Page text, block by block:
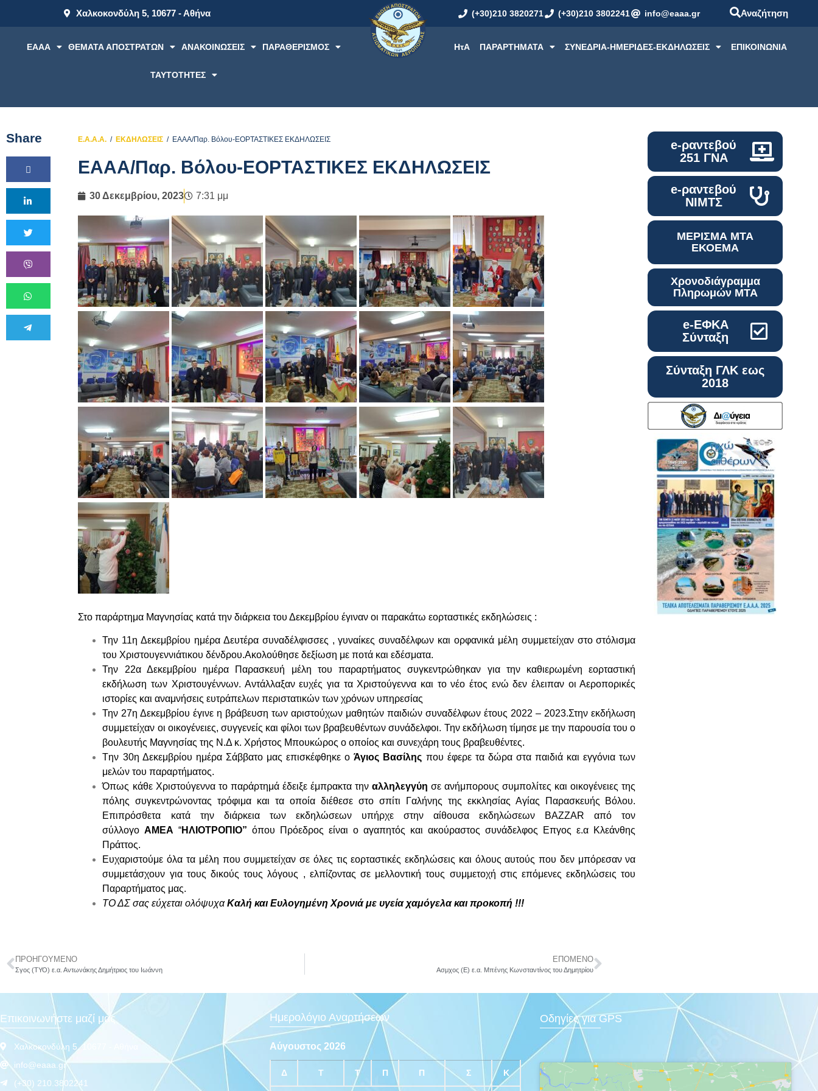
Χαλκοκονδύλη 5, 10677 - Αθήνα (+30)210 3820271 (+30)210 3802241 info@eaaa.gr Αναζήτηση
ΕΑΑΑ ΘΕΜΑΤΑ ΑΠΟΣΤΡΑΤΩΝ ΑΝΑΚΟΙΝΩΣΕΙΣ ΠΑΡΑΘΕΡΙΣΜΟΣ
ΤΑΥΤΟΤΗΤΕΣ
ΗτΑ ΠΑΡΑΡΤΗΜΑΤΑ ΣΥΝΕΔΡΙΑ-ΗΜΕΡΙΔΕΣ-ΕΚΔΗΛΩΣΕΙΣ ΕΠΙΚΟΙΝΩΝΙΑ
Share Ε.Α.Α.Α. ΕΚΔΗΛΩΣΕΙΣ ΕΑΑΑ/Παρ. Βόλου-ΕΟΡΤΑΣΤΙΚΕΣ ΕΚΔΗΛΩΣΕΙΣ
ΕΑΑΑ/Παρ. Βόλου-ΕΟΡΤΑΣΤΙΚΕΣ ΕΚΔΗΛΩΣΕΙΣ
30 Δεκεμβρίου, 2023 7:31 μμ
Στο παράρτημα Μαγνησίας κατά την διάρκεια του Δεκεμβρίου έγιναν οι παρακάτω εορταστικές εκδηλώσεις :
Την 11η Δεκεμβρίου ημέρα Δευτέρα συναδέλφισσες , γυναίκες συναδέλφων και ορφανικά μέλη συμμετείχαν στο στόλισμα
του Χριστουγεννιάτικου δένδρου.Ακολούθησε δεξίωση με ποτά και εδέσματα.
Την 22α Δεκεμβρίου ημέρα Παρασκευή μέλη του παραρτήματος συγκεντρώθηκαν για την καθιερωμένη εορταστική
εκδήλωση των Χριστουγέννων. Αντάλλαξαν ευχές για τα Χριστούγεννα και το νέο έτος ενώ δεν έλειπαν οι Αεροπορικές
ιστορίες και αναμνήσεις ευτράπελων περιστατικών των χρόνων υπηρεσίας
Την 27η Δεκεμβρίου έγινε η βράβευση των αριστούχων μαθητών παιδιών συναδέλφων έτους 2022 – 2023.Στην εκδήλωση
συμμετείχαν οι οικογένειες, συγγενείς και φίλοι των βραβευθέντων συνάδελφοι. Την εκδήλωση τίμησε με την παρουσία του ο
βουλευτής Μαγνησίας της Ν.Δ κ. Χρήστος Μπουκώρος ο οποίος και συνεχάρη τους βραβευθέντες.
Tην 30η Δεκεμβρίου ημέρα Σάββατο μας επισκέφθηκε οΆγιος Βασίλης που έφερε τα δώρα στα παιδιά και εγγόνια των
μελών του παραρτήματος.
Όπως κάθε Χριστούγεννα το παράρτημά έδειξε έμπρακτα τηναλληλεγγύη σε ανήμπορους συμπολίτες και οικογένειες της
πόλης συγκεντρώνοντας τρόφιμα και τα οποία διέθεσε στο σπίτι Γαλήνης της εκκλησίας Αγίας Παρασκευής Βόλου.
Επιπρόσθετα κατά την διάρκεια των εκδηλώσεων υπήρχε στην αίθουσα εκδηλώσεων BAZZAR από τον
σύλλογοΑΜΕΑ “ΗΛΙΟΤΡΟΠΙΟ”όπου Πρόεδρος είναι ο αγαπητός και ακούραστος συνάδελφος Επγος ε.α Κλεάνθης
Πράττος.
Ευχαριστούμε όλα τα μέλη που συμμετείχαν σε όλες τις εορταστικές εκδηλώσεις και όλους αυτούς που δεν μπόρεσαν να
συμμετάσχουν για τους δικούς τους λόγους , ελπίζοντας σε μελλοντική τους συμμετοχή στις επόμενες εκδηλώσεις του
Παραρτήματος μας.
ΤΟ ΔΣ σας εύχεται ολόψυχαΚαλή και Ευλογημένη Χρονιά με υγεία χαμόγελα και προκοπή !!!
e-ραντεβού
251 ΓΝΑ
e-ραντεβού
ΝΙΜΤΣ
ΜΕΡΙΣΜΑ ΜΤΑ
ΕΚΟΕΜΑ
Χρονοδιάγραμμα
Πληρωμών ΜΤΑ
e-ΕΦΚΑ
Σύνταξη
Σύνταξη ΓΛΚ εως
2018
ΠΡΟΗΓΟΥΜΕΝΟ
Σγος (ΤΥΟ) ε.α. Αντωνάκης Δημήτριος του Ιωάννη
ΕΠΟΜΕΝΟ
Ασμχος (Ε) ε.α. Μπένης Κωνσταντίνος του Δημητρίου
Επικοινωνήστε μαζί μας
Χαλκοκονδύλη 5, 10677 - Αθήνα
info@eaaa.gr
(+30) 210.3802241
Ημερολόγιο Αναρτήσεων
Αύγουστος 2026
Δ Τ Τ Π Π Σ Κ
Οδηγίες για GPS